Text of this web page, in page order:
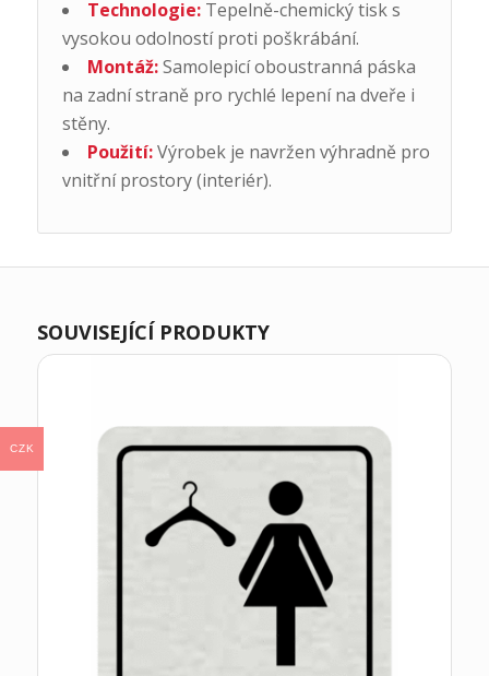
Technologie:Tepelně-chemický tisk s
vysokou odolností proti poškrábání.
Montáž:Samolepicí oboustranná páska
na zadní straně pro rychlé lepení na dveře i
stěny.
Použití:Výrobek je navržen výhradně pro
vnitřní prostory (interiér).
SOUVISEJÍCÍ PRODUKTY
CZK